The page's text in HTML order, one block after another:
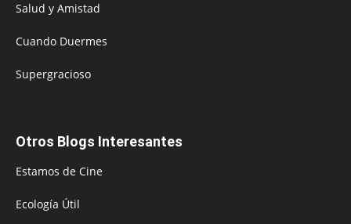
Salud y Amistad
Cuando Duermes
Supergracioso
Otros Blogs Interesantes
Estamos de Cine
Ecología Útil